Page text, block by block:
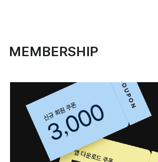
MEMBERSHIP